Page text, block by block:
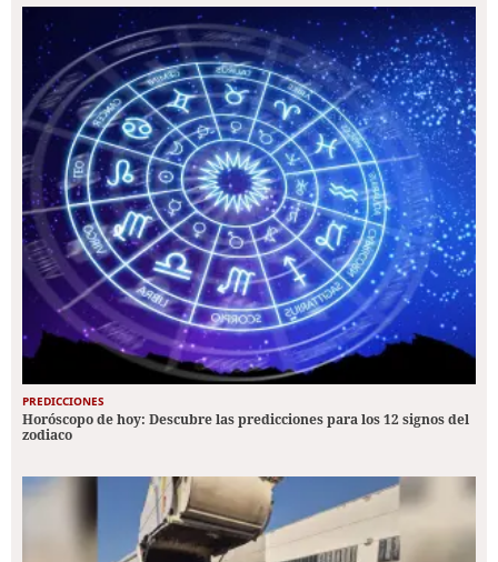
PREDICCIONES
Horóscopo de hoy: Descubre las predicciones para los 12 signos del
zodiaco